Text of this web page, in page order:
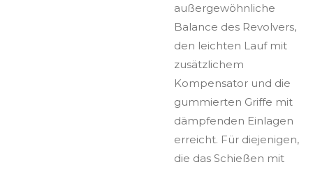
außergewöhnliche
Balance des Revolvers,
den leichten Lauf mit
zusätzlichem
Kompensator und die
gummierten Griffe mit
dämpfenden Einlagen
erreicht. Für diejenigen,
die das Schießen mit